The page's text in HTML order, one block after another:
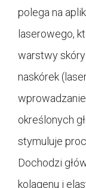
polega na
laserowego,
warstwy
naskórek
określonych
stymuluje
Dochodzi
kolagenu i